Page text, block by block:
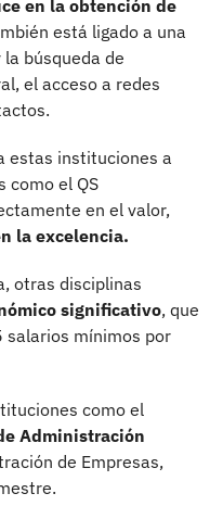
en la obtención de
está ligado a una
búsqueda de
el acceso a redes
estas instituciones a
como el QS
en el valor,
la excelencia.
otras disciplinas
significativo, que
salarios mínimos por
como el
Administración
de Empresas,